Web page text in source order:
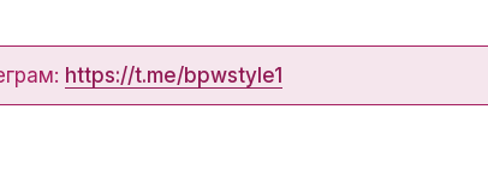
https://t.me/bpwstyle1